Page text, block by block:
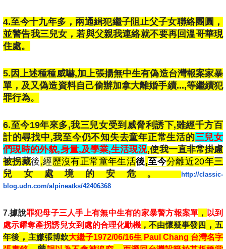
4.至今十九年多，兩通緝犯繼子阻止父子女聯絡團圓，
並警告我三兒女，若與父親我連絡就不要再回溫哥華現
住處。
5.因上述種種威嚇,加上張揚無中生有偽造台灣報案家暴
單，及又偽造資料自己偷辦加拿大離婚手續...,等繼續犯
罪行為。
6.至今19年來多,我三兒女受到威脅利誘下,雖經千方百
計的尋找中,我至今仍不知失去童年正常生活的三兒女
們現時的外貌,身量,及學業,生活現況,使我一直非常掛慮
被拐藏後,經 歷沒有正常童年生活後,至今分離近20年三
兒女處境的安危。
http://classic-
blog.udn.com/alpineatks/42406368
7.據說罪犯母子三人手上有無中生有的家暴警方報案單 ， 以到
處示耀奪產拐誘兒女到處的合理化動機 ，不由懷疑事發四 ， 五
年後 ， 主嫌張博欽大繼子1972/06/16生 Paul Chang 台灣名字